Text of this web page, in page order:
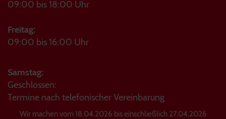
09:00 bis 18:00 Uhr
Freitag:
09:00 bis 16:00 Uhr
Samstag:
Geschlossen:
Termine nach telefonischer Vereinbarung
Wir machen vom 18.04.2026 bis einschließlich 27.04.2026